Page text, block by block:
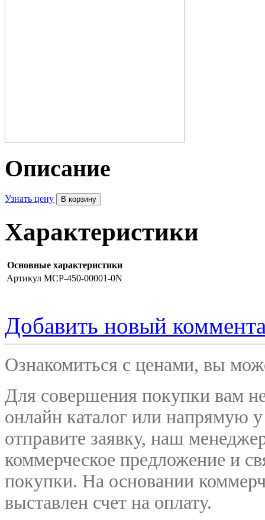
Описание
Узнать цену
Характеристики
Основные характеристики
Артикул MCP-450-00001-0N
Добавить новый
Ознакомиться с ценами, вы
Для совершения покупки вам
онлайн каталог или напрямую
отправите заявку, наш
коммерческое предложение и
покупки. На основании
выставлен счет на оплату.